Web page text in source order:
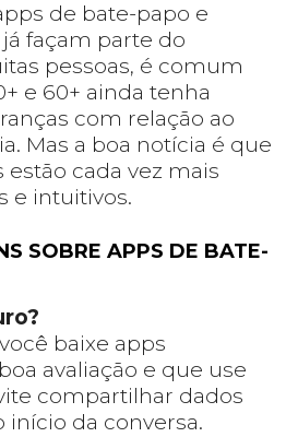
de bate-papo e
façam parte do
pessoas, é comum
e 60+ ainda tenha
com relação ao
Mas a boa notícia é que
estão cada vez mais
e intuitivos.
SOBRE APPS DE BATE-
baixe apps
avaliação e que use
compartilhar dados
início da conversa.